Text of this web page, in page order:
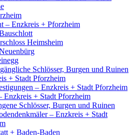
– Enzkreis + Pforzheim
Heimsheim
Schlösser, Burgen und Ruinen
+ Stadt Pforzheim
– Enzkreis + Stadt Pforzheim
Enzkreis + Stadt Pforzheim
Schlösser, Burgen und Ruinen
– Enzkreis + Stadt
+ Baden-Baden